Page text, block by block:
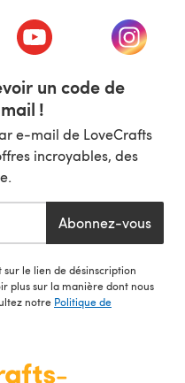
un nouvel onglet)
(s'ouvre dans un(s'ouvre
un code de
!
e-mail de LoveCrafts
incroyables, des
Abonnez-vous
sur le lien de désinscription
plus sur la manière dont nous
notre Politique de